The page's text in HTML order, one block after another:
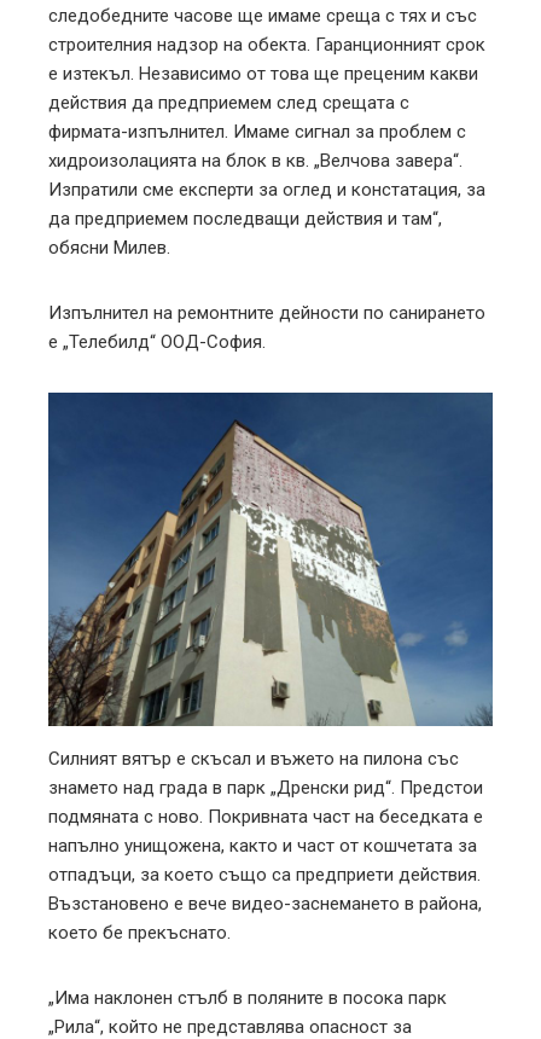
следобедните часове ще имаме среща с тях и със
строителния надзор на обекта. Гаранционният срок
е изтекъл. Независимо от това ще преценим какви
действия да предприемем след срещата с
фирмата-изпълнител. Имаме сигнал за проблем с
хидроизолацията на блок в кв. „Велчова завера“.
Изпратили сме експерти за оглед и констатация, за
да предприемем последващи действия и там“,
обясни Милев.
Изпълнител на ремонтните дейности по санирането
е „Телебилд“ ООД-София.
Силният вятър е скъсал и въжето на пилона със
знамето над града в парк „Дренски рид“. Предстои
подмяната с ново. Покривната част на беседката е
напълно унищожена, както и част от кошчетата за
отпадъци, за което също са предприети действия.
Възстановено е вече видео-заснемането в района,
което бе прекъснато.
„Има наклонен стълб в поляните в посока парк
„Рила“, който не представлява опасност за